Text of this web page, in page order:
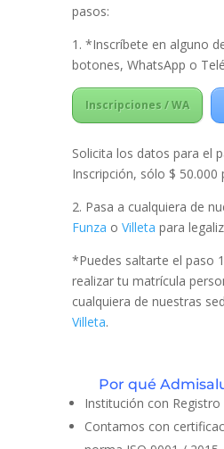
pasos:
1. *Inscríbete en alguno
botones, WhatsApp o
Inscripciones / WA
Solicita los datos para el
Inscripción, sólo $ 50.000
2. Pasa a cualquiera de
Funza o Villeta para
*Puedes saltarte el paso
realizar tu matrícula
cualquiera de nuestras
Villeta.
Por qué
Institución con Registro
Contamos con